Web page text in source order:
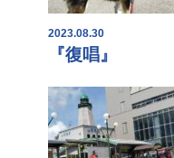
2023.08.30
『復唱』